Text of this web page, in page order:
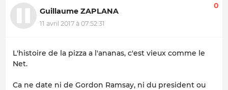
Guillaume ZAPLANA
11 avril 2017 à 07:52:31
0
L'histoire de la pizza a l'ananas, c'est vieux comme le
Net.
Ca ne date ni de Gordon Ramsay, ni du president ou